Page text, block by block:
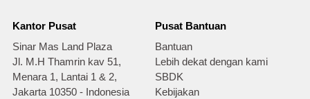
Kantor Pusat
Sinar Mas Land Plaza
Jl. M.H Thamrin kav 51,
Menara 1, Lantai 1 & 2,
Jakarta 10350 - Indonesia
Pusat Bantuan
Bantuan
Lebih dekat dengan kami
SBDK
Kebijakan